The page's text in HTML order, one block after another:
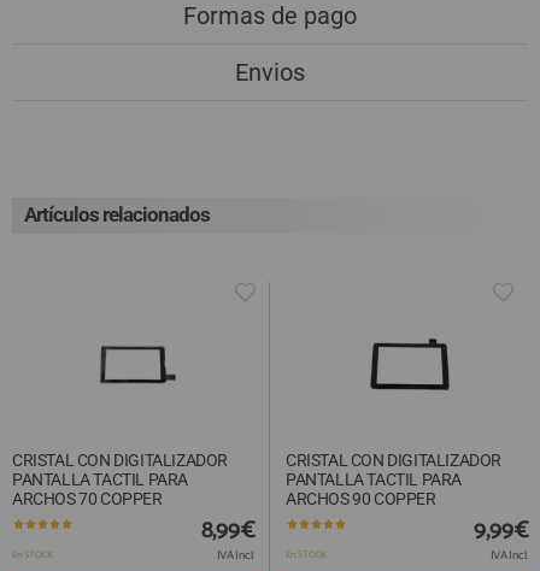
Formas de pago
Envios
Artículos relacionados
CRISTAL CON DIGITALIZADOR
PANTALLA TACTIL PARA
ARCHOS 70 COPPER
En STOCK
8,99€
IVA Incl.
CRISTAL CON DIGITALIZADOR
PANTALLA TACTIL PARA
ARCHOS 90 COPPER
En STOCK
9,99€
IVA Incl.